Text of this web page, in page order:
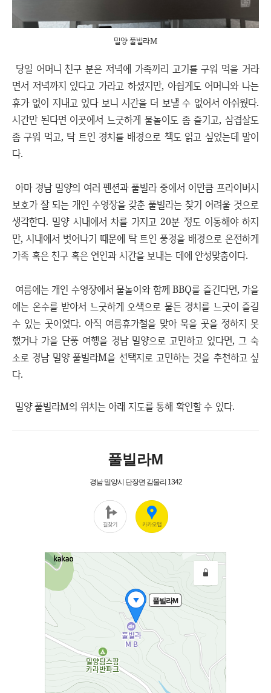
밀양 풀빌라M
당일 어머니 친구 분은 저녁에 가족끼리 고기를 구워 먹을 거라
면서 저녁까지 있다고 가라고 하셨지만, 아쉽게도 어머니와 나는
휴가 없이 지내고 있다 보니 시간을 더 보낼 수 없어서 아쉬웠다.
시간만 된다면 이곳에서 느긋하게 물놀이도 좀 즐기고, 삼겹살도
좀 구워 먹고, 탁 트인 경치를 배경으로 책도 읽고 싶었는데 말이
다.
아마 경남 밀양의 여러 펜션과 풀빌라 중에서 이만큼 프라이버시
보호가 잘 되는 개인 수영장을 갖춘 풀빌라는 찾기 어려울 것으로
생각한다. 밀양 시내에서 차를 가지고 20분 정도 이동해야 하지
만, 시내에서 벗어나기 때문에 탁 트인 풍경을 배경으로 온전하게
가족 혹은 친구 혹은 연인과 시간을 보내는 데에 안성맞춤이다.
여름에는 개인 수영장에서 물놀이와 함께 BBQ를 즐긴다면, 가을
에는 온수를 받아서 느긋하게 오색으로 물든 경치를 느긋이 즐길
수 있는 곳이었다. 아직 여름휴가철을 맞아 묵을 곳을 정하지 못
했거나 가을 단풍 여행을 경남 밀양으로 고민하고 있다면, 그 숙
소로 경남 밀양 풀빌라M을 선택지로 고민하는 것을 추천하고 싶
다.
밀양 풀빌라M의 위치는 아래 지도를 통해 확인할 수 있다.